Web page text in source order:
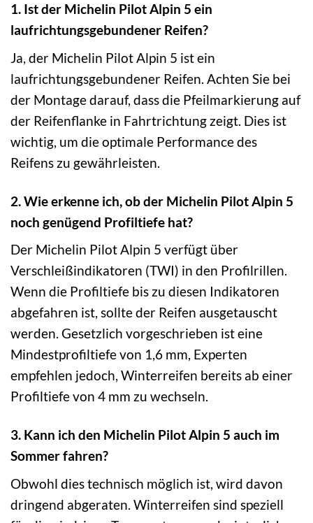
1. Ist der Michelin Pilot Alpin 5 ein
laufrichtungsgebundener Reifen?
Ja, der Michelin Pilot Alpin 5 ist ein
laufrichtungsgebundener Reifen. Achten Sie bei
der Montage darauf, dass die Pfeilmarkierung auf
der Reifenflanke in Fahrtrichtung zeigt. Dies ist
wichtig, um die optimale Performance des
Reifens zu gewährleisten.
2. Wie erkenne ich, ob der Michelin Pilot Alpin 5
noch genügend Profiltiefe hat?
Der Michelin Pilot Alpin 5 verfügt über
Verschleißindikatoren (TWI) in den Profilrillen.
Wenn die Profiltiefe bis zu diesen Indikatoren
abgefahren ist, sollte der Reifen ausgetauscht
werden. Gesetzlich vorgeschrieben ist eine
Mindestprofiltiefe von 1,6 mm, Experten
empfehlen jedoch, Winterreifen bereits ab einer
Profiltiefe von 4 mm zu wechseln.
3. Kann ich den Michelin Pilot Alpin 5 auch im
Sommer fahren?
Obwohl dies technisch möglich ist, wird davon
dringend abgeraten. Winterreifen sind speziell